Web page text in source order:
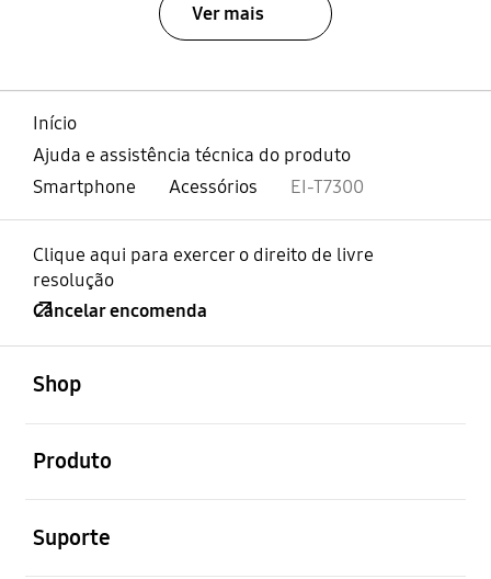
Ver mais
Início
Ajuda e assistência técnica do produto
Smartphone
Acessórios EI-T7300
Clique aqui para exercer o direito de livre
resolução
Cancelar encomenda
Shop
Produto
Suporte